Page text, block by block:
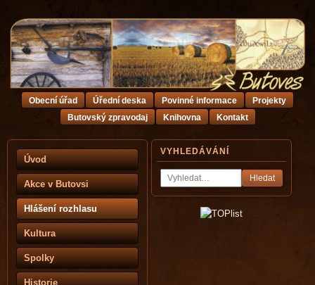
Úvod
Akce v Butovsi
Hlášení rozhlasu
Kultura
Spolky
Historie
VYHLEDÁVÁNÍ
Hledat
Obecní úřad Úřední deska Povinné informace
Projekty
Butovský zpravodaj
Knihovna Kontakt